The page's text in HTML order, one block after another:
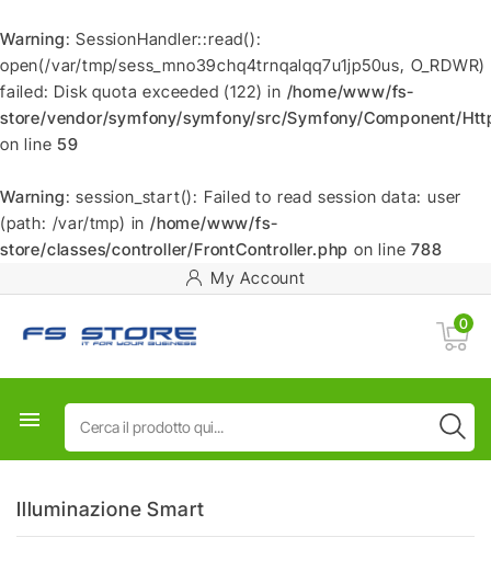
Warning: SessionHandler::read():
open(/var/tmp/sess_mno39chq4trnqalqq7u1jp50us, O_RDWR)
failed: Disk quota exceeded (122) in /home/www/fs-
store/vendor/symfony/symfony/src/Symfony/Component/
on line59
Warning: session_start(): Failed to read session data: user
(path: /var/tmp) in/home/www/fs-
store/classes/controller/FrontController.php on line788
My Account
0

Illuminazione Smart